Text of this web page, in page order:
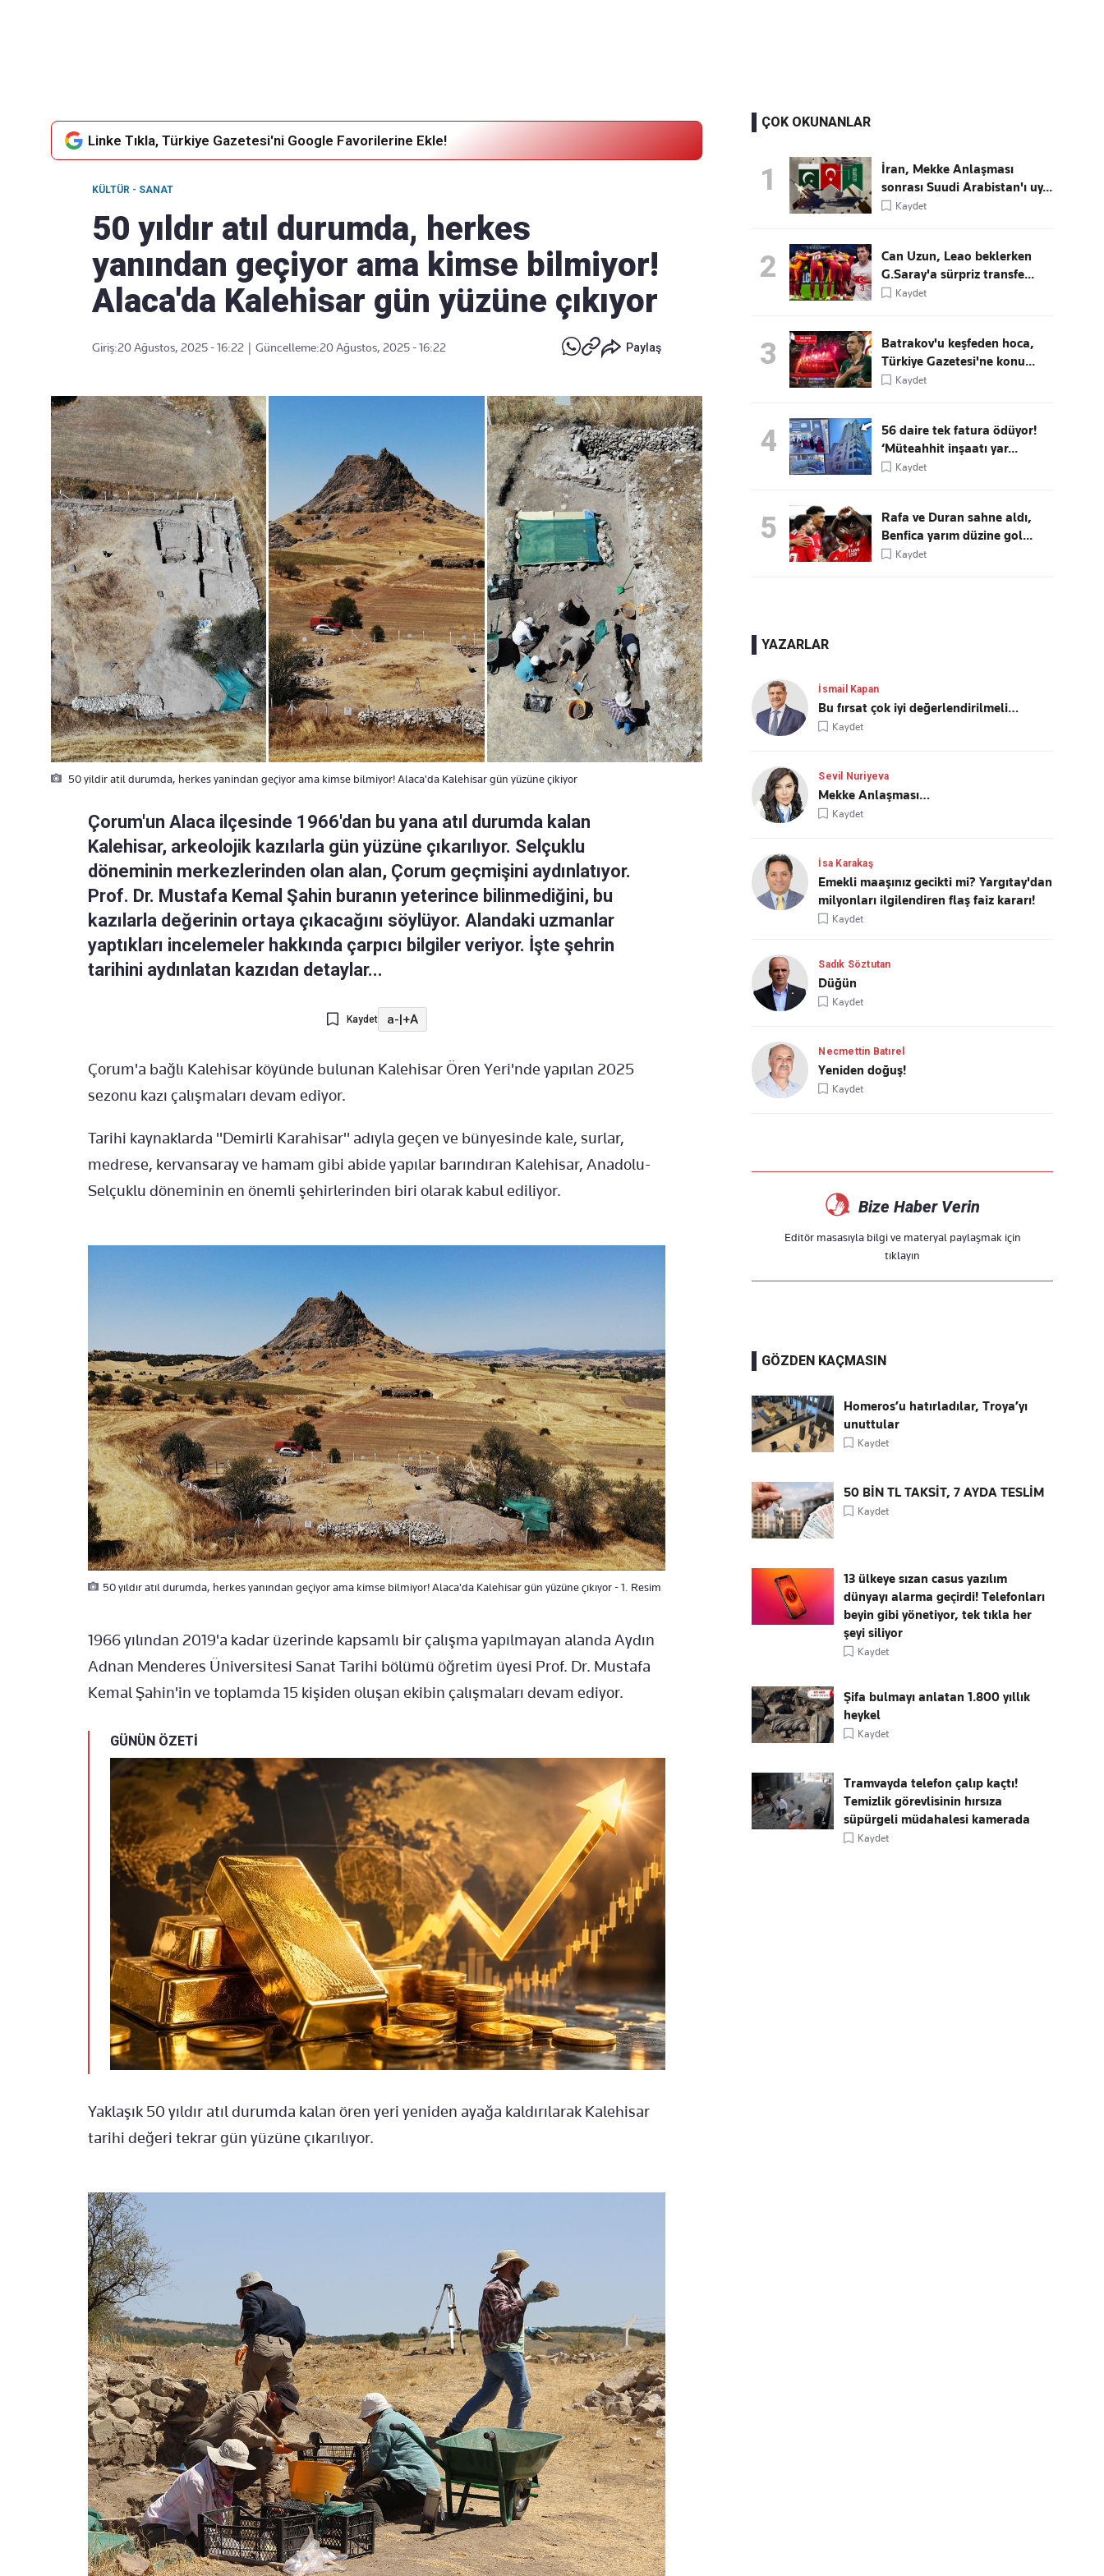
Linke Tıkla, Türkiye Gazetesi'ni Google Favorilerine Ekle!
KÜLTÜR - SANAT
50 yıldır atıl durumda, herkes
yanından geçiyor ama kimse bilmiyor!
Alaca'da Kalehisar gün yüzüne çıkıyor
Giriş:20 Ağustos, 2025 - 16:22 Güncelleme:20 Ağustos, 2025 - 16:22 Paylaş
50 yildir atil durumda, herkes yanindan geçiyor ama kimse bilmiyor! Alaca'da Kalehisar gün yüzüne çikiyor
Çorum'un Alaca ilçesinde 1966'dan bu yana atıl durumda kalan
Kalehisar, arkeolojik kazılarla gün yüzüne çıkarılıyor. Selçuklu
döneminin merkezlerinden olan alan, Çorum geçmişini aydınlatıyor.
Prof. Dr. Mustafa Kemal Şahin buranın yeterince bilinmediğini, bu
kazılarla değerinin ortaya çıkacağını söylüyor. Alandaki uzmanlar
yaptıkları incelemeler hakkında çarpıcı bilgiler veriyor. İşte şehrin
tarihini aydınlatan kazıdan detaylar...
Kaydet a-|+A
Çorum'a bağlı Kalehisar köyünde bulunan Kalehisar Ören Yeri'nde yapılan 2025
sezonu kazı çalışmaları devam ediyor.
Tarihi kaynaklarda "Demirli Karahisar" adıyla geçen ve bünyesinde kale, surlar,
medrese, kervansaray ve hamam gibi abide yapılar barındıran Kalehisar, Anadolu-
Selçuklu döneminin en önemli şehirlerinden biri olarak kabul ediliyor.
50 yıldır atıl durumda, herkes yanından geçiyor ama kimse bilmiyor! Alaca'da Kalehisar gün yüzüne çıkıyor - 1. Resim
1966 yılından 2019'a kadar üzerinde kapsamlı bir çalışma yapılmayan alanda Aydın
Adnan Menderes Üniversitesi Sanat Tarihi bölümü öğretim üyesi Prof. Dr. Mustafa
Kemal Şahin'in ve toplamda 15 kişiden oluşan ekibin çalışmaları devam ediyor.
GÜNÜN ÖZETİ
Yaklaşık 50 yıldır atıl durumda kalan ören yeri yeniden ayağa kaldırılarak Kalehisar
tarihi değeri tekrar gün yüzüne çıkarılıyor.
ÇOK OKUNANLAR
1
İran, Mekke Anlaşması
sonrası Suudi Arabistan'ı uy...
Kaydet
2
Can Uzun, Leao beklerken
G.Saray'a sürpriz transfe...
Kaydet
3
Batrakov'u keşfeden hoca,
Türkiye Gazetesi'ne konu...
Kaydet
4
56 daire tek fatura ödüyor!
‘Müteahhit inşaatı yar...
Kaydet
5
Rafa ve Duran sahne aldı,
Benfica yarım düzine gol...
Kaydet
YAZARLAR
İsmail Kapan
Bu fırsat çok iyi değerlendirilmeli…
Kaydet
Sevil Nuriyeva
Mekke Anlaşması…
Kaydet
İsa Karakaş
Emekli maaşınız gecikti mi? Yargıtay'dan
milyonları ilgilendiren flaş faiz kararı!
Kaydet
Sadık Söztutan
Düğün
Kaydet
Necmettin Batırel
Yeniden doğuş!
Kaydet
Bize Haber Verin
Editör masasıyla bilgi ve materyal paylaşmak için
tıklayın
GÖZDEN KAÇMASIN
Homeros’u hatırladılar, Troya’yı
unuttular
Kaydet
50 BİN TL TAKSİT, 7 AYDA TESLİM
Kaydet
13 ülkeye sızan casus yazılım
dünyayı alarma geçirdi! Telefonları
beyin gibi yönetiyor, tek tıkla her
şeyi siliyor
Kaydet
Şifa bulmayı anlatan 1.800 yıllık
heykel
Kaydet
Tramvayda telefon çalıp kaçtı!
Temizlik görevlisinin hırsıza
süpürgeli müdahalesi kamerada
Kaydet